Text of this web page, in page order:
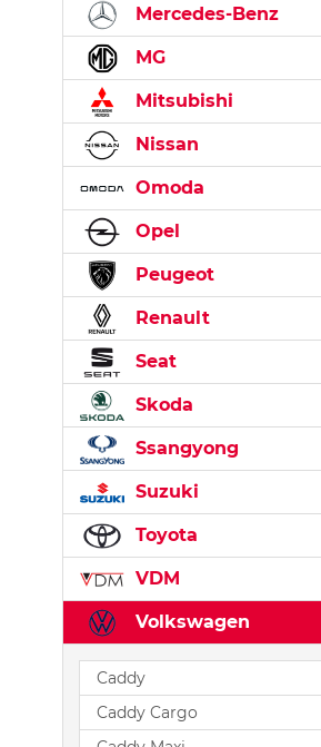
Mercedes-Benz
MG
Mitsubishi
Nissan
Omoda
Opel
Peugeot
Renault
Seat
Skoda
Ssangyong
Suzuki
Toyota
VDM
Volkswagen
Caddy
Caddy Cargo